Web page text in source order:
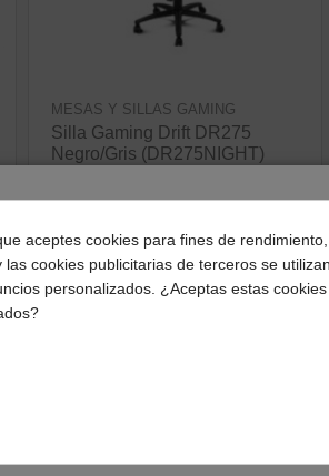
MESAS Y SILLAS GAMING
Silla Gaming Drift DR275
Negro/Gris (DR275NIGHT)
¿Dónde deseas recibir tu
Selecciona tu ubicación para mostrarte
impuestos correctos para tu
aceptes cookies para fines de
las cookies publicitarias de terceros se
personalizados. ¿Aceptas estas